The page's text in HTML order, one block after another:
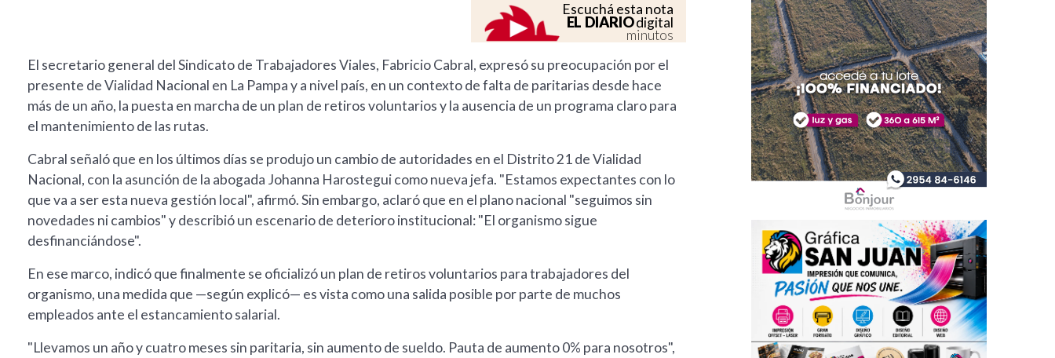
Escuchá esta nota
EL DIARIOdigital
minutos
El secretario general del Sindicato de Trabajadores Viales, Fabricio Cabral, expresó su preocupación por el
presente de Vialidad Nacional en La Pampa y a nivel país, en un contexto de falta de paritarias desde hace
más de un año, la puesta en marcha de un plan de retiros voluntarios y la ausencia de un programa claro para
el mantenimiento de las rutas.
Cabral señaló que en los últimos días se produjo un cambio de autoridades en el Distrito 21 de Vialidad
Nacional, con la asunción de la abogada Johanna Harostegui como nueva jefa. "Estamos expectantes con lo
que va a ser esta nueva gestión local", afirmó. Sin embargo, aclaró que en el plano nacional "seguimos sin
novedades ni cambios" y describió un escenario de deterioro institucional: "El organismo sigue
desfinanciándose".
En ese marco, indicó que finalmente se oficializó un plan de retiros voluntarios para trabajadores del
organismo, una medida que —según explicó— es vista como una salida posible por parte de muchos
empleados ante el estancamiento salarial.
"Llevamos un año y cuatro meses sin paritaria, sin aumento de sueldo. Pauta de aumento 0% para nosotros",